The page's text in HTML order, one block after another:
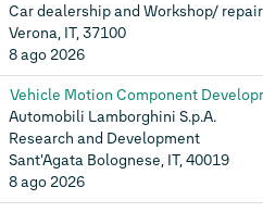
Car dealership and Workshop/ repair
Verona, IT, 37100
8 ago 2026
Vehicle Motion Component
Automobili Lamborghini S.p.A.
Research and Development
Sant'Agata Bolognese, IT, 40019
8 ago 2026